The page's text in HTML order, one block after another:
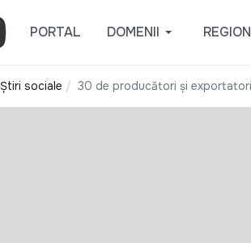
PORTAL DOMENII
Știri sociale 30 de producători și